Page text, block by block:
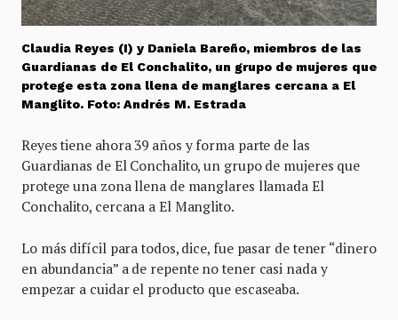
Claudia Reyes (I) y Daniela Bareño, miembros de las
Guardianas de El Conchalito, un grupo de mujeres que
protege esta zona llena de manglares cercana a El
Manglito. Foto: Andrés M. Estrada
Reyes tiene ahora 39 años y forma parte de las
Guardianas de El Conchalito, un grupo de mujeres que
protege una zona llena de manglares llamada El
Conchalito, cercana a El Manglito.
Lo más difícil para todos, dice, fue pasar de tener “dinero
en abundancia” a de repente no tener casi nada y
empezar a cuidar el producto que escaseaba.